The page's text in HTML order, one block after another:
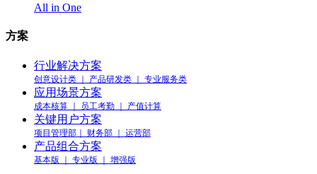
All in One
方案
行业解决方案
创意设计类 ｜ 产品研发类 ｜ 专业服务类
应用场景方案
成本核算 ｜ 员工考勤 ｜ 产值计算
关键用户方案
项目管理部｜ 财务部 ｜ 运营部
产品组合方案
基本版 ｜ 专业版 ｜ 增强版